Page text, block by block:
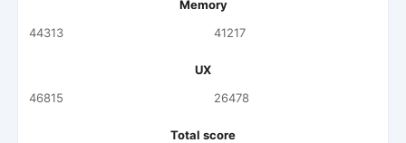
Memory
44313
41217
UX
46815
26478
Total score